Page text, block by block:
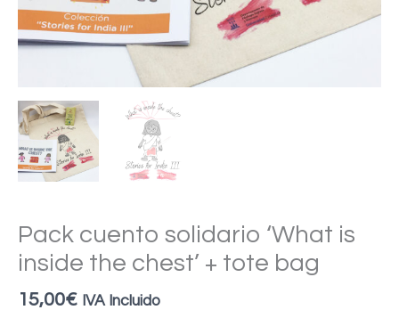
Pack cuento solidario ‘What is
inside the chest’ + tote bag
15,00€ IVA Incluido